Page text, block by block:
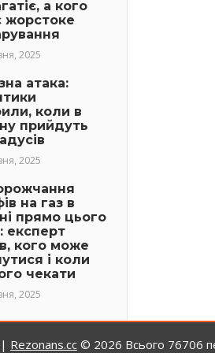
а кого
жорстоке
2025
атака:
коли в
прийдуть
2025
на газ в
прямо цього
експерт
кого може
і коли
чекати
2025
Rezonans.сс © 2026 Всього 76706